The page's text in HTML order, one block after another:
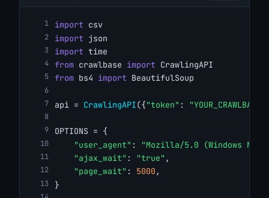
import csv
import json
import time
from crawlbase import CrawlingAPI
from bs4 import BeautifulSoup
api = CrawlingAPI({"token" :
OPTIONS = {
"user_agent" :
"Mozilla/5.0 (Windows NT
"ajax_wait" : "true" ,
"page_wait" : 5000 ,
}